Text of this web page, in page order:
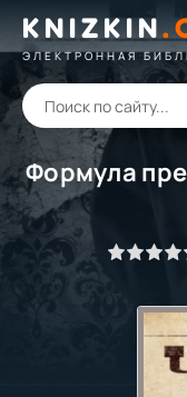
KNIZKIN.
ЭЛЕКТРОННАЯ
Формула